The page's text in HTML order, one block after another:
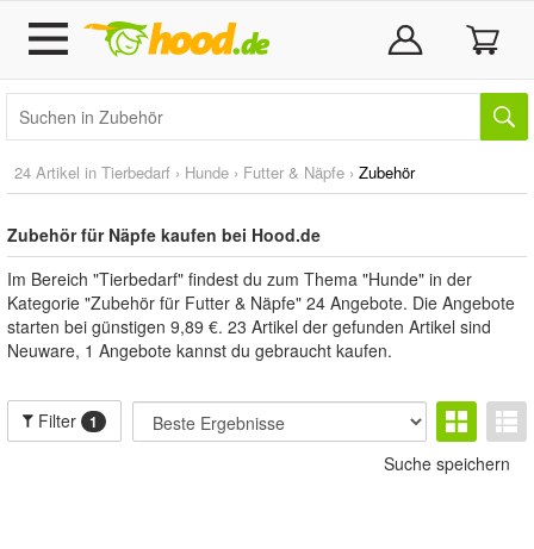
24 Artikel in Tierbedarf › Hunde › Futter & Näpfe › Zubehör
Zubehör für Näpfe kaufen bei Hood.de
Im Bereich "Tierbedarf" findest du zum Thema "Hunde" in der
Kategorie "Zubehör für Futter & Näpfe" 24 Angebote. Die Angebote
starten bei günstigen 9,89 €. 23 Artikel der gefunden Artikel sind
Neuware, 1 Angebote kannst du gebraucht kaufen.
Filter 1
Suche speichern